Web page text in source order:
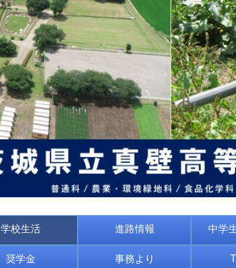
学校生活 進路情報 中学
奨学金 事務より